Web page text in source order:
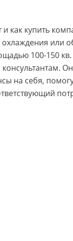
и как купить
или
100-150
на себя,